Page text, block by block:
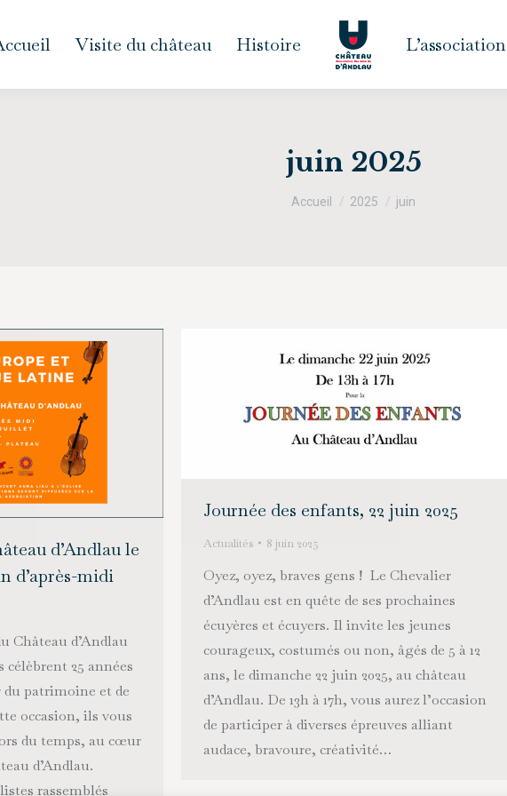
Visite du château Histoire L’association
juin 2025
Vous êtes ici :
Accueil 2025 juin
d’Andlau le
d’après-midi
Château d’Andlau
célèbrent 25 années
du patrimoine et de
occasion, ils vous
du temps, au cœur
d’Andlau.
rassemblés
Journée des enfants, 22 juin 2025
Actualités 8 juin 2025
Oyez, oyez, braves gens ! Le Chevalier
d’Andlau est en quête de ses prochaines
écuyères et écuyers. Il invite les jeunes
courageux, costumés ou non, âgés de 5 à 12
ans, le dimanche 22 juin 2025, au château
d’Andlau. De 13h à 17h, vous aurez l’occasion
de participer à diverses épreuves alliant
audace, bravoure, créativité…